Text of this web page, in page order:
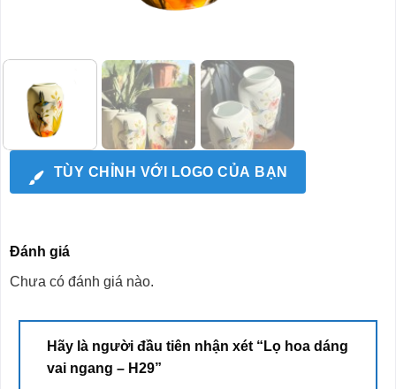
TÙY CHỈNH VỚI LOGO CỦA BẠN
Đánh giá
Chưa có đánh giá nào.
Hãy là người đầu tiên nhận xét “Lọ hoa dáng
vai ngang – H29”